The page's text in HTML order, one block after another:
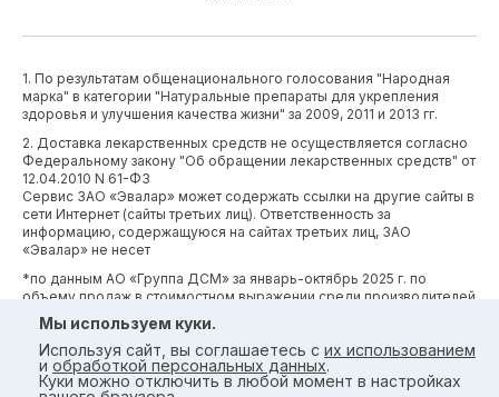
1. По результатам общенационального голосования "Народная
марка" в категории "Натуральные препараты для укрепления
здоровья и улучшения качества жизни" за 2009, 2011 и 2013 гг.
2. Доставка лекарственных средств не осуществляется согласно
Федеральному закону "Об обращении лекарственных средств" от
12.04.2010 N 61-ФЗ
Сервис ЗАО «Эвалар» может содержать ссылки на другие сайты в
сети Интернет (сайты третьих лиц). Ответственность за
информацию, содержащуюся на сайтах третьих лиц, ЗАО
«Эвалар» не несет
*по данным АО «Группа ДСМ» за январь-октябрь 2025 г. по
объему продаж в стоимостном выражении среди производителей
БАД (без учета СТМ) БАД (без учета СТМ).
*Производственные процессы и системы менеджмента ЗАО
«Эвалар» сертифицированы в соответствии с требованиями
международных сертификатов GMP, ISO, HACCP
Мы используем куки.
Используя сайт, вы соглашаетесь с их использованием
и обработкой персональных данных.
Куки можно отключить в любой момент в настройках